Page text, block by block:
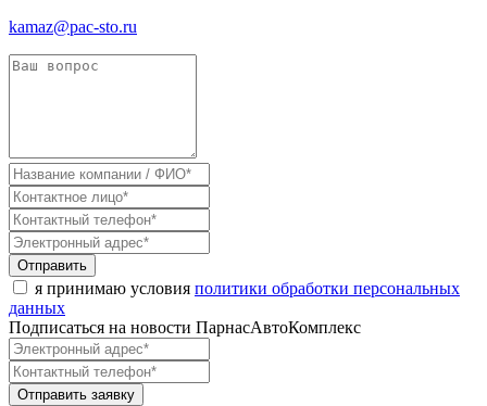
kamaz@pac-sto.ru
Отправить
я принимаю условия политики обработки персональных
данных
Подписаться на новости ПарнасАвтоКомплекс
Отправить заявку